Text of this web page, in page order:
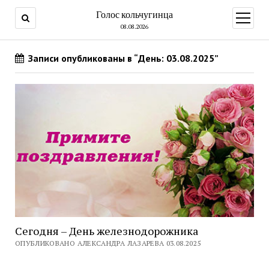
Голос кольчугинца
08.08.2026
меню
Записи опубликованы в “День: 03.08.2025”
Сегодня – День железнодорожника
ОПУБЛИКОВАНО АЛЕКСАНДРА ЛАЗАРЕВА 03.08.2025